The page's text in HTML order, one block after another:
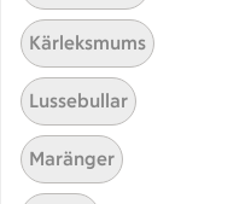
Husmanskost
Kärleksmums
Lussebullar
Maränger